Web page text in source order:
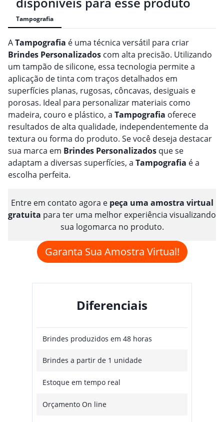
Tampografia
ATampografia é uma técnica versátil para criar
Brindes Personalizados com alta precisão. Utilizando
um tampão de silicone, essa tecnologia permite a
aplicação de tinta com traços detalhados em
superfícies planas, rugosas, côncavas, desiguais e
porosas. Ideal para personalizar materiais como
madeira, couro e plástico, a Tampografia oferece
resultados de alta qualidade, independentemente da
textura ou forma do produto. Se você deseja destacar
sua marca em Brindes Personalizados que se
adaptam a diversas superfícies, a Tampografia é a
escolha perfeita.
Entre em contato agora e peça uma amostra virtual
gratuita para ter uma melhor experiência visualizando
sua logomarca no produto.
Garanta Sua Amostra Virtual!
Diferenciais
Brindes produzidos em 48 horas
Brindes a partir de 1 unidade
Estoque em tempo real
Orçamento On line